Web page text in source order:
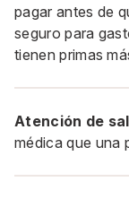
pagar antes de
seguro para
tienen primas
Atención de
médica que una